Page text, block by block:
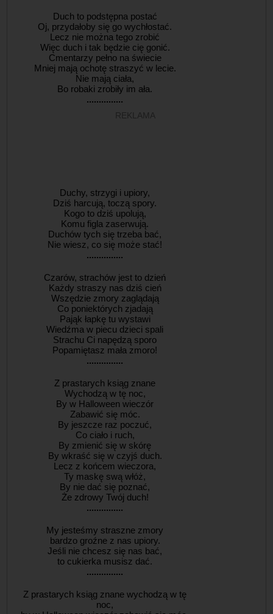
Duch to podstępna postać
Oj, przydałoby się go wychłostać.
Lecz nie można tego zrobić
Więc duch i tak będzie cię gonić.
Cmentarzy pełno na świecie
Mniej mają ochotę straszyć w lecie.
Nie mają ciała,
Bo robaki zrobiły im ała.
...............
REKLAMA
Duchy, strzygi i upiory,
Dziś harcują, toczą spory.
Kogo to dziś upolują,
Komu figla zaserwują.
Duchów tych się trzeba bać,
Nie wiesz, co się może stać!
...............
Czarów, strachów jest to dzień
Każdy straszy nas dziś cień
Wszędzie zmory zaglądają
Co poniektórych zjadają
Pająk łapkę tu wystawi
Wiedźma w piecu dzieci spali
Strachu Ci napędzą sporo
Popamiętasz mała zmoro!
...............
Z prastarych ksiąg znane
Wychodzą w tę noc,
By w Halloween wieczór
Zabawić się móc.
By jeszcze raz poczuć,
Co ciało i ruch,
By zmienić się w skórę
By wkraść się w czyjś duch.
Lecz z końcem wieczora,
Ty maskę swą włóż,
By nie dać się poznać,
Że zdrowy Twój duch!
...............
My jesteśmy straszne zmory
bardzo groźne z nas upiory.
Jeśli nie chcesz się nas bać,
to cukierka musisz dać.
...............
Z prastarych ksiąg znane wychodzą w tę
noc,